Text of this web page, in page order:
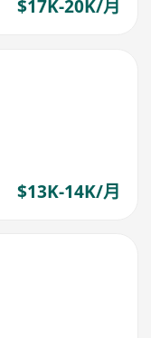
$17K-20K/月
$13K-14K/月